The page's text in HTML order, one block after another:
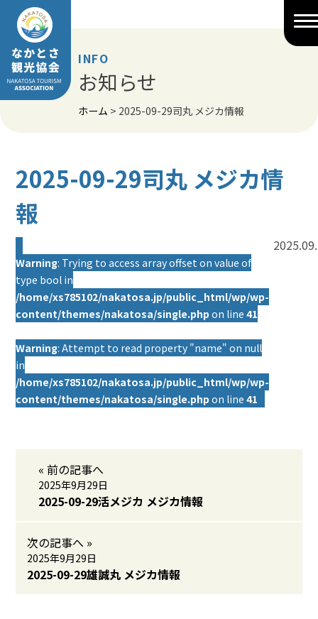
Skip
content
INFO
お知らせ
ホーム > 2025-09-29司丸 メジカ情報
2025-09-29司丸 メジカ情
報
Warning: Trying to access array offset on value of
type bool in
/home/xs785102/nakatosa.jp/public_html/wp/wp-
content/themes/nakatosa/single.php on line41
Warning: Attempt to read property "name" on null
in
/home/xs785102/nakatosa.jp/public_html/wp/wp-
content/themes/nakatosa/single.php on line41
« 前の記事へ
2025年9月29日
2025-09-29活メジカ メジカ情報
次の記事へ »
2025年9月29日
2025-09-29雄誠丸 メジカ情報